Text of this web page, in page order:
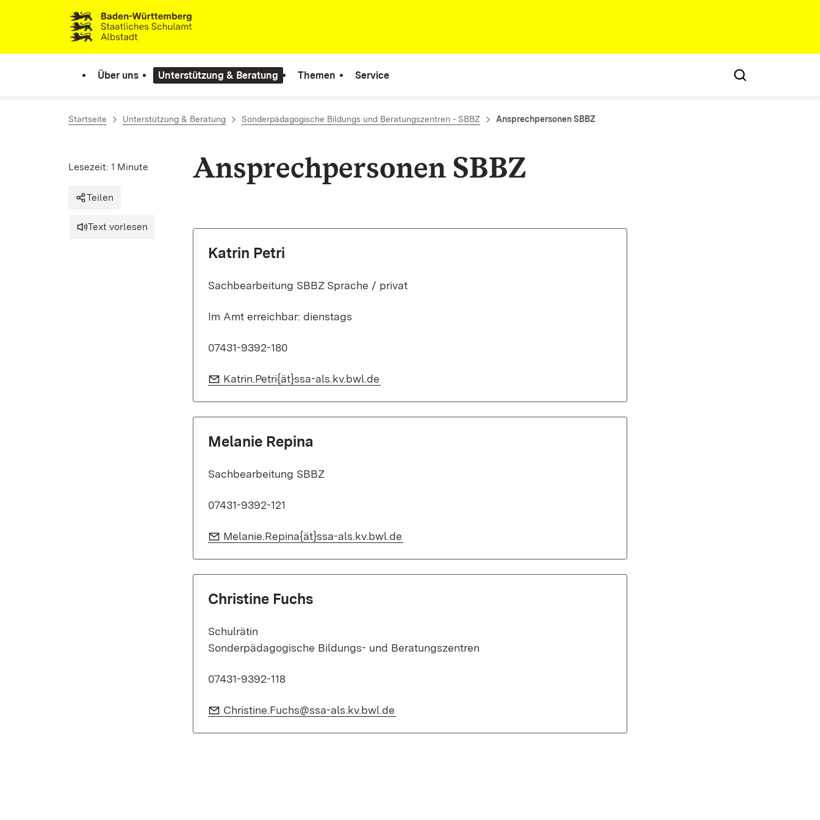
Zum Inhalt springen
Link zur Startseite
Über uns Unterstützung & Beratung Themen Service
Startseite Unterstützung & Beratung Sonderpädagogische Bildungs und Beratungszentren - SBBZ Ansprechpersonen SBBZ
Ansprechpersonen SBBZ
Lesezeit: 1 Minute
Teilen
Text vorlesen
Katrin Petri
Sachbearbeitung SBBZ Sprache / privat
Im Amt erreichbar: dienstags
07431-9392-180
E-Mail:
Katrin.Petri{ät}ssa-als.kv.bwl.de
Melanie Repina
Sachbearbeitung SBBZ
07431-9392-121
E-Mail:
Melanie.Repina{ät}ssa-als.kv.bwl.de
Christine Fuchs
Schulrätin
Sonderpädagogische Bildungs- und Beratungszentren
07431-9392-118
E-Mail:
Christine.Fuchs@ssa-als.kv.bwl.de